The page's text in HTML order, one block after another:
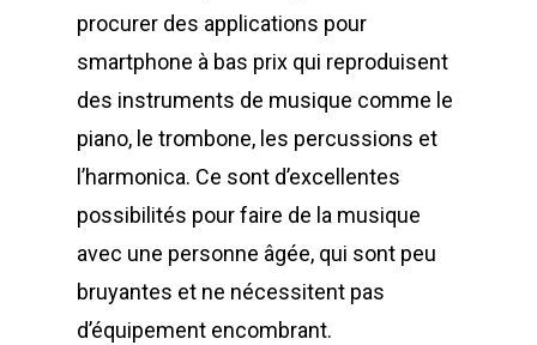
procurer des applications pour
smartphone à bas prix qui reproduisent
des instruments de musique comme le
piano, le trombone, les percussions et
l’harmonica. Ce sont d’excellentes
possibilités pour faire de la musique
avec une personne âgée, qui sont peu
bruyantes et ne nécessitent pas
d’équipement encombrant.